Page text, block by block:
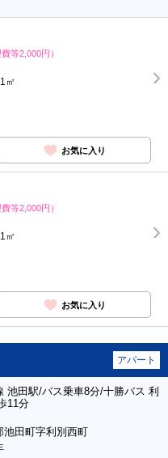
費等2,000円）
㎡
お気に入り
費等2,000円）
㎡
お気に入り
アパート
池田駅/バス乗車8分/十勝バス 利
11分
池田町字利別西町